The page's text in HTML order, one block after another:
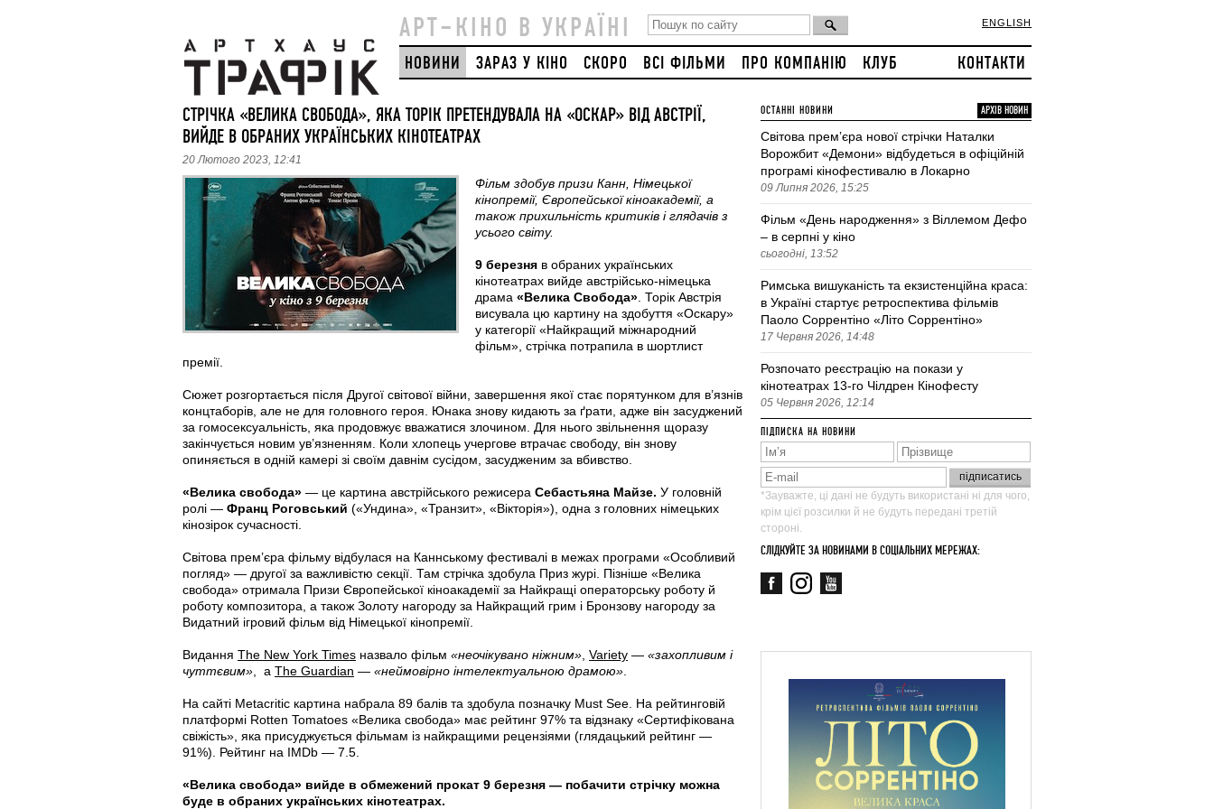
АРТ–КІНО В УКРАЇНІ ENGLISH
НОВИНИ ЗАРАЗ У КІНО СКОРО ВСІ ФІЛЬМИ ПРО КОМПАНІЮ КЛУБ КОНТАКТИ
СТРІЧКА «ВЕЛИКА СВОБОДА», ЯКА ТОРІК ПРЕТЕНДУВАЛА НА «ОСКАР» ВІД АВСТРІЇ,
ВИЙДЕ В ОБРАНИХ УКРАЇНСЬКИХ КІНОТЕАТРАХ
20 Лютого 2023, 12:41
Фільм здобув призи Канн, Німецької
кінопремії, Європейської кіноакадемії, а
також прихильність критиків і глядачів з
усього світу.
9 березня в обраних українських
кінотеатрах вийде австрійсько-німецька
драма «Велика Свобода» . Торік Австрія
висувала цю картину на здобуття «Оскару»
у категорії «Найкращий міжнародний
фільм», стрічка потрапила в шортлист
премії.
Сюжет розгортається після Другої світової війни, завершення якої стає порятунком для в’язнів
концтаборів, але не для головного героя. Юнака знову кидають за ґрати, адже він засуджений
за гомосексуальність, яка продовжує вважатися злочином. Для нього звільнення щоразу
закінчується новим ув’язненням. Коли хлопець учергове втрачає свободу, він знову
опиняється в одній камері зі своїм давнім сусідом, засудженим за вбивство.
«Велика свобода» — це картина австрійського режисера Себастьяна Майзе. У головній
ролі — Франц Роговський («Ундина», «Транзит», «Вікторія»), одна з головних німецьких
кінозірок сучасності.
Світова прем’єра фільму відбулася на Каннському фестивалі в межах програми «Особливий
погляд» — другої за важливістю секції. Там стрічка здобула Приз журі. Пізніше «Велика
свобода» отримала Призи Європейської кіноакадемії за Найкращі операторську роботу й
роботу композитора, а також Золоту нагороду за Найкращий грим і Бронзову нагороду за
Видатний ігровий фільм від Німецької кінопремії.
Видання The New York Times назвало фільм «неочікувано ніжним» Variety — «захопливим і
чуттєвим» , а The Guardian — «неймовірно інтелектуальною драмою»
На сайті Metacritic картина набрала 89 балів та здобула позначку Must See. На рейтинговій
платформі Rotten Tomatoes «Велика свобода» має рейтинг 97% та відзнаку «Сертифікована
свіжість», яка присуджується фільмам із найкращими рецензіями (глядацький рейтинг —
91%). Рейтинг на IMDb — 7.5.
«Велика свобода» вийде в обмежений прокат 9 березня — побачити стрічку можна
буде в обраних українських кінотеатрах.
ОСТАННІ НОВИНИ АРХІВ НОВИН
Світова премʼєра нової стрічки Наталки
Ворожбит «Демони» відбудеться в офіційній
програмі кінофестивалю в Локарно
09 Липня 2026, 15:25
Фільм «День народження» з Віллемом Дефо
– в серпні у кіно
сьогодні, 13:52
Римська вишуканість та екзистенційна краса:
в Україні стартує ретроспектива фільмів
Паоло Соррентіно «Літо Соррентіно»
17 Червня 2026, 14:48
Розпочато реєстрацію на покази у
кінотеатрах 13-го Чілдрен Кінофесту
05 Червня 2026, 12:14
ПІДПИСКА НА НОВИНИ
*Зауважте, ці дані не будуть використані ні для чого,
крім цієї розсилки й не будуть передані третій
стороні.
СЛІДКУЙТЕ ЗА НОВИНАМИ В СОЦІАЛЬНИХ МЕРЕЖАХ: